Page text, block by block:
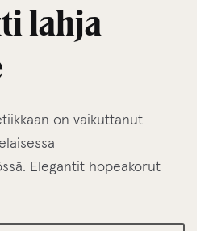
lahja
on vaikuttanut
Elegantit hopeakorut